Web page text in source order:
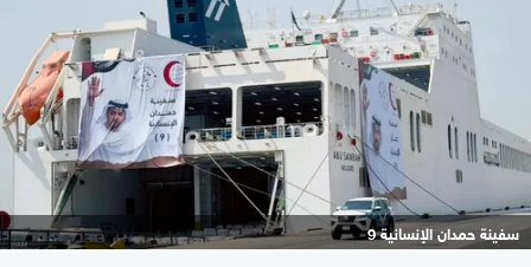
سفينة حمدان الإنسانية 9